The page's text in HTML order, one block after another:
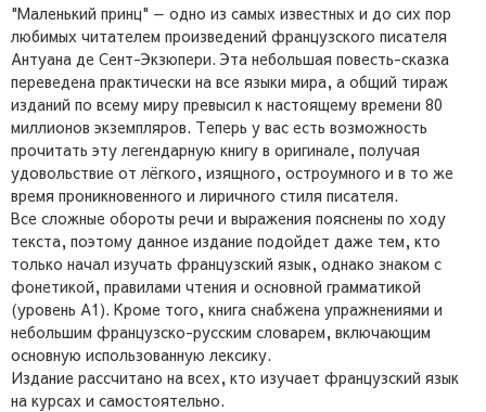
"Маленький принц" — одно из самых известных и до сих пор
любимых читателем произведений французского писателя
Антуана де Сент-Экзюпери. Эта небольшая повесть-сказка
переведена практически на все языки мира, а общий тираж
изданий по всему миру превысил к настоящему времени 80
миллионов экземпляров. Теперь у вас есть возможность
прочитать эту легендарную книгу в оригинале, получая
удовольствие от лёгкого, изящного, остроумного и в то же
время проникновенного и лиричного стиля писателя.
Все сложные обороты речи и выражения пояснены по ходу
текста, поэтому данное издание подойдет даже тем, кто
только начал изучать французский язык, однако знаком с
фонетикой, правилами чтения и основной грамматикой
(уровень А1). Кроме того, книга снабжена упражнениями и
небольшим французско-русским словарем, включающим
основную использованную лексику.
Издание рассчитано на всех, кто изучает французский язык
на курсах и самостоятельно.